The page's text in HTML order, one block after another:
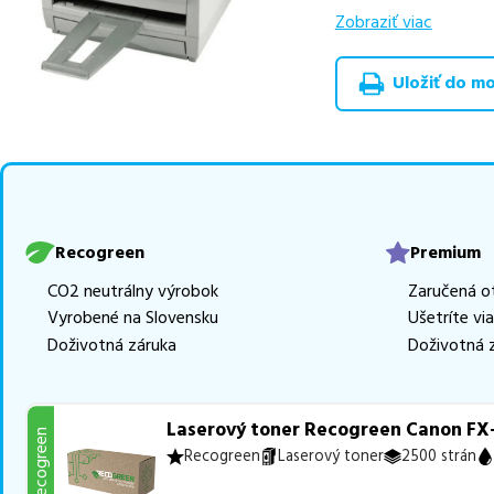
v rôznych triedach
Celá táto
produktu nás
produkty, aby boli
Ak si pri výbere nie
najlepšie riešenie.
Zobraziť viac
Uložiť do
Recogreen
CO2 neutrálny výrobok
Vyrobené na Slovensku
Doživotná záruka
Premium
Zaručená
Ušetríte
Doživotná
Recogreen Laserový toner Recogreen Canon
Recogreen Laserový toner 2500 strán